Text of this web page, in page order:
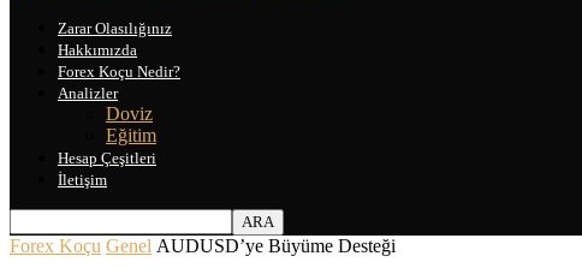
Zarar Olasılığınız
Hakkımızda
Forex Koçu Nedir?
Analizler
Doviz
Eğitim
Hesap Çeşitleri
İletişim
Forex Koçu Genel AUDUSD’ye Büyüme Desteği